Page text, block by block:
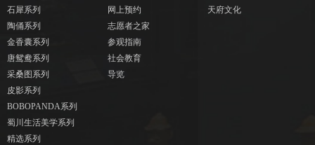
石犀系列
陶俑系列
金香囊系列
唐鸳鸯系列
采桑图系列
皮影系列
BOBOPANDA系列
蜀川生活美学系列
精选系列
网上预约
志愿者之家
参观指南
社会教育
导览
天府文化